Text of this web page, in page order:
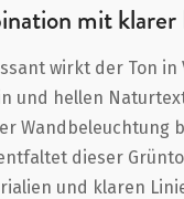
mit
wirkt der Ton
und hellen
Wandbeleuchtung
dieser
und klaren